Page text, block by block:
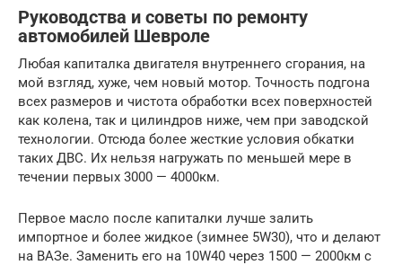
Руководства и советы по ремонту
автомобилей Шевроле
Любая капиталка двигателя внутреннего сгорания, на
мой взгляд, хуже, чем новый мотор. Точность подгона
всех размеров и чистота обработки всех поверхностей
как колена, так и цилиндров ниже, чем при заводской
технологии. Отсюда более жесткие условия обкатки
таких ДВС. Их нельзя нагружать по меньшей мере в
течении первых 3000 — 4000км.
Первое масло после капиталки лучше залить
импортное и более жидкое (зимнее 5W30), что и делают
на ВАЗе. Заменить его на 10W40 через 1500 — 2000км с